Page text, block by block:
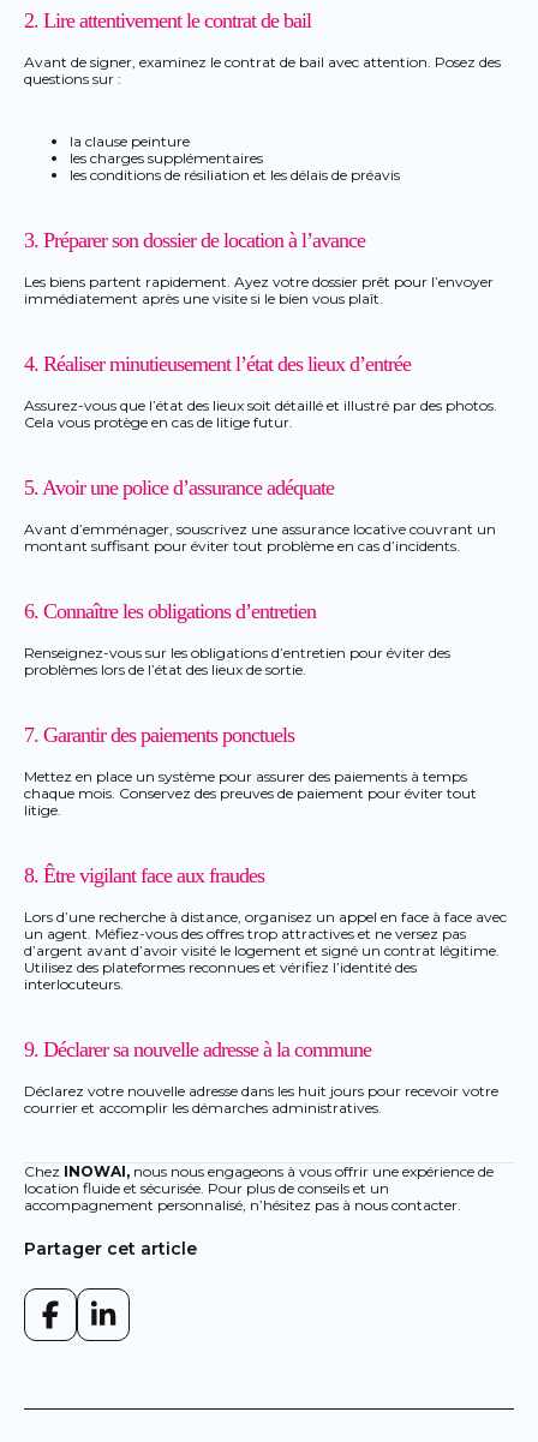
2. Lire attentivement le contrat de bail
Avant de signer, examinez le contrat de bail avec attention. Posez des
questions sur :
la clause peinture
les charges supplémentaires
les conditions de résiliation et les délais de préavis
3. Préparer son dossier de location à l’avance
Les biens partent rapidement. Ayez votre dossier prêt pour l’envoyer
immédiatement après une visite si le bien vous plaît.
4. Réaliser minutieusement l’état des lieux d’entrée
Assurez-vous que l’état des lieux soit détaillé et illustré par des photos.
Cela vous protège en cas de litige futur.
5. Avoir une police d’assurance adéquate
Avant d’emménager, souscrivez une assurance locative couvrant un
montant suffisant pour éviter tout problème en cas d’incidents.
6. Connaître les obligations d’entretien
Renseignez-vous sur les obligations d’entretien pour éviter des
problèmes lors de l’état des lieux de sortie.
7. Garantir des paiements ponctuels
Mettez en place un système pour assurer des paiements à temps
chaque mois. Conservez des preuves de paiement pour éviter tout
litige.
8. Être vigilant face aux fraudes
Lors d’une recherche à distance, organisez un appel en face à face avec
un agent. Méfiez-vous des offres trop attractives et ne versez pas
d’argent avant d’avoir visité le logement et signé un contrat légitime.
Utilisez des plateformes reconnues et vérifiez l’identité des
interlocuteurs.
9. Déclarer sa nouvelle adresse à la commune
Déclarez votre nouvelle adresse dans les huit jours pour recevoir votre
courrier et accomplir les démarches administratives.
Chez INOWAI, nous nous engageons à vous offrir une expérience de
location fluide et sécurisée. Pour plus de conseils et un
accompagnement personnalisé, n’hésitez pas à nous contacter.
Partager cet article